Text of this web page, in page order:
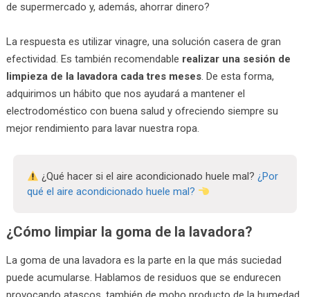
de supermercado y, además, ahorrar dinero?
La respuesta es utilizar vinagre, una solución casera de gran
efectividad. Es también recomendable realizar una sesión de
limpieza de la lavadora cada tres meses. De esta forma,
adquirimos un hábito que nos ayudará a mantener el
electrodoméstico con buena salud y ofreciendo siempre su
mejor rendimiento para lavar nuestra ropa.
¿Qué hacer si el aire acondicionado huele mal?¿Por
qué el aire acondicionado huele mal?
¿Cómo limpiar la goma de la lavadora?
La goma de una lavadora es la parte en la que más suciedad
puede acumularse. Hablamos de residuos que se endurecen